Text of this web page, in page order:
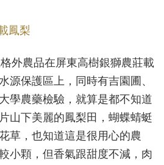
外農品在屏東高樹銀獅農莊載
源保護區上，同時有吉園圃、
學農藥檢驗，就算是都不知道
山下美麗的鳳梨田，蝴蝶蜻蜓
草，也知道這是很用心的農
小顆，但香氣跟甜度不減，肉